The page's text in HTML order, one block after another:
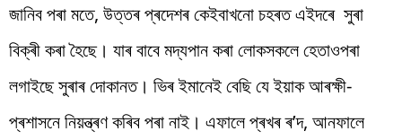
জানিব পৰা মতে, উত্তৰ প্ৰদেশৰ কেইবাখনো চহৰত এইদৰে সুৰা
বিক্ৰী কৰা হৈছে। যাৰ বাবে মদ্যপান কৰা লোকসকলে হেতাওপৰা
লগাইছে সুৰাৰ দোকানত। ভিৰ ইমানেই বেছি যে ইয়াক আৰক্ষী-
প্ৰশাসনে নিয়ন্ত্ৰণ কৰিব পৰা নাই। এফালে প্ৰখৰ ৰ’দ, আনফালে